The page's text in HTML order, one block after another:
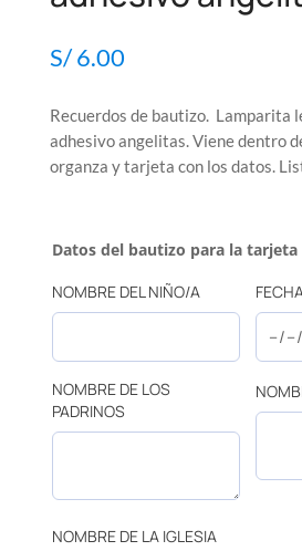
S/6.00
Recuerdos de bautizo. Lamparita
adhesivo angelitas. Viene dentro
organza y tarjeta con los datos.
Datos del bautizo para la tarjeta
NOMBRE DEL NIÑO/A
NOMBRE DE LOS
PADRINOS
NOMBRE DE LA IGLESIA